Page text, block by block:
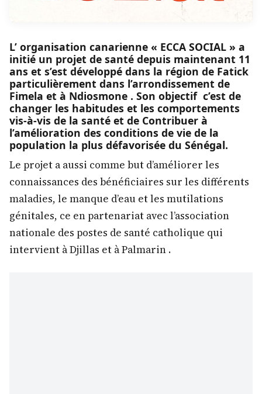
L’ organisation canarienne « ECCA SOCIAL » a
initié un projet de santé depuis maintenant 11
ans et s’est développé dans la région de Fatick
particulièrement dans l’arrondissement de
Fimela et à Ndiosmone . Son objectif c’est de
changer les habitudes et les comportements
vis-à-vis de la santé et de Contribuer à
l’amélioration des conditions de vie de la
population la plus défavorisée du Sénégal.
Le projet a aussi comme but d’améliorer les
connaissances des bénéficiaires sur les différents
maladies, le manque d’eau et les mutilations
génitales, ce en partenariat avec l’association
nationale des postes de santé catholique qui
intervient à Djillas et à Palmarin .